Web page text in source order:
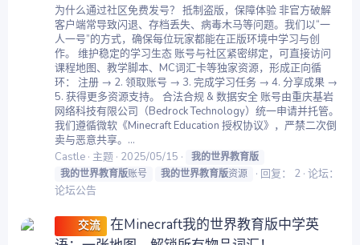
为什么通过社区免费发号？ 抵制盗版，保障体验 非官方破解
客户端常导致闪退、存档丢失、病毒木马等问题。我们以“一
人一号”的方式，确保每位玩家都能在正版环境中学习与创
作。 维护稳定的学习生态 账号与社区紧密绑定，可直接访问
课程地图、教学脚本、MC词汇卡等独家资源，形成正向循
环： 注册 → 2. 领取账号 → 3. 完成学习任务 → 4. 分享成果 →
5. 获得更多资源支持。 合法合规 & 数据安全 账号由重庆基岩
网络科技有限公司（Bedrock Technology）统一申请并托管。
我们遵循微软《Minecraft Education 授权协议》，严禁二次倒
卖与恶意共享。...
Castle 主题 2025/05/15
我的世界教育版
我的世界教育版账号 我的世界教育版资源 回复： 2 论坛：
论坛公告
交流
在Minecraft我的世界教育版中学英